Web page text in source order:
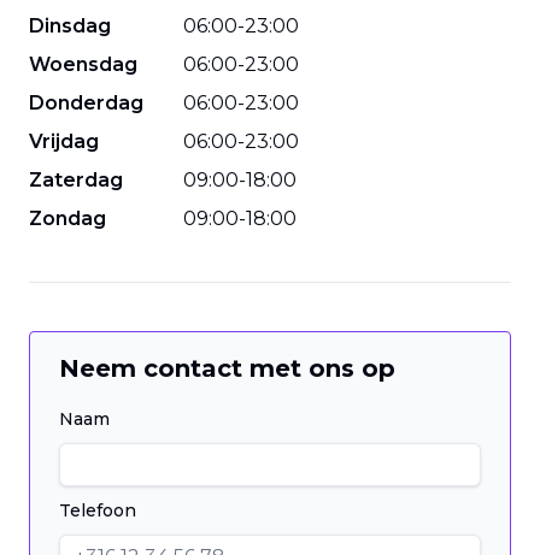
Dinsdag
06:00-23:00
Woensdag
06:00-23:00
Donderdag
06:00-23:00
Vrijdag
06:00-23:00
Zaterdag
09:00-18:00
Zondag
09:00-18:00
Neem contact met ons op
Naam
Telefoon